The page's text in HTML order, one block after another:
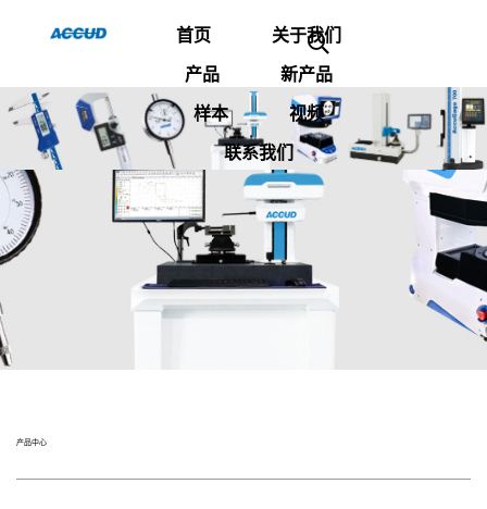
首页 关于我们
产品 新产品
样本 视频
联系我们
产品中心